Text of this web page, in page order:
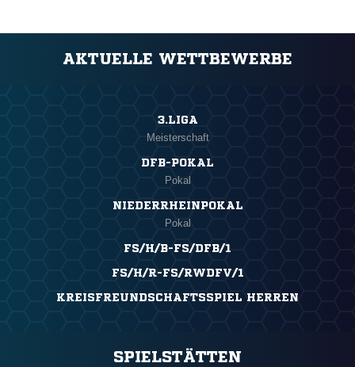
AKTUELLE WETTBEWERBE
3.LIGA
Meisterschaft
DFB-POKAL
Pokal
NIEDERRHEINPOKAL
Pokal
FS/H/B-FS/DFB/1
FS/H/R-FS/RWDFV/1
KREISFREUNDSCHAFTSSPIEL HERREN
SPIELSTÄTTEN